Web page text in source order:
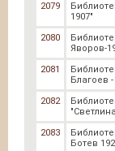
2079
1907"
2080
Яворов-
2081
Благоев
2082
2083
Ботев